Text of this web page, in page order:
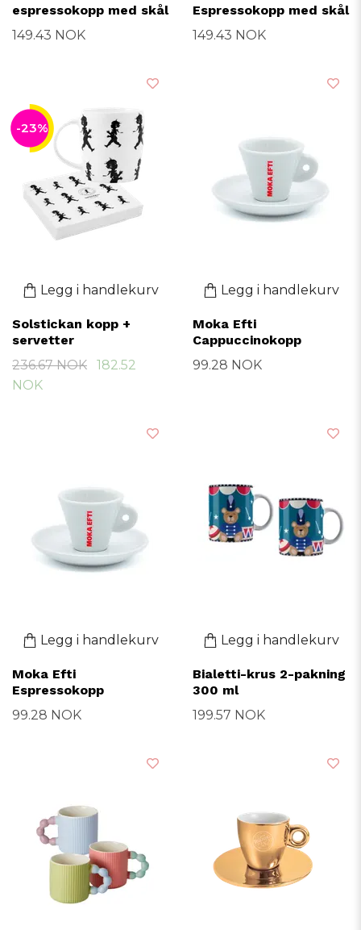
espressokopp med skål
149.43 NOK
Espressokopp med skål
149.43 NOK
-23%
Legg i handlekurv
Solstickan kopp +
servetter
236.67 NOK
182.52
NOK
Legg i handlekurv
Moka Efti
Cappuccinokopp
99.28 NOK
Legg i handlekurv
Moka Efti
Espressokopp
99.28 NOK
Legg i handlekurv
Bialetti-krus 2-pakning
300 ml
199.57 NOK